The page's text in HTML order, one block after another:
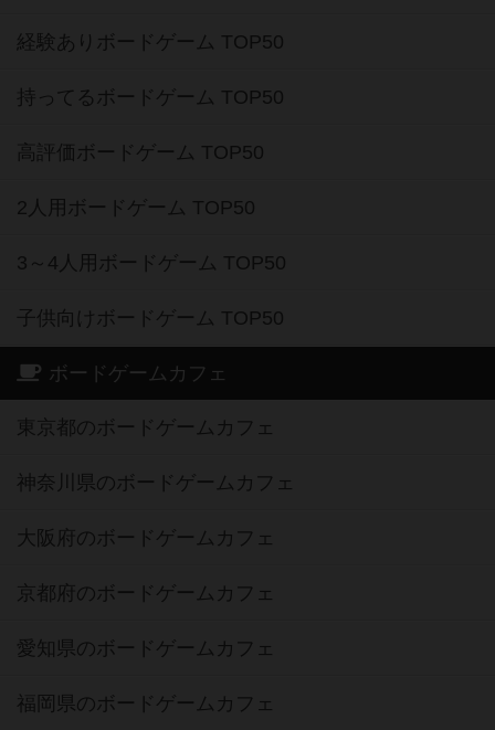
経験ありボードゲーム TOP50
持ってるボードゲーム TOP50
高評価ボードゲーム TOP50
2人用ボードゲーム TOP50
3～4人用ボードゲーム TOP50
子供向けボードゲーム TOP50
ボードゲームカフェ
東京都のボードゲームカフェ
神奈川県のボードゲームカフェ
大阪府のボードゲームカフェ
京都府のボードゲームカフェ
愛知県のボードゲームカフェ
福岡県のボードゲームカフェ